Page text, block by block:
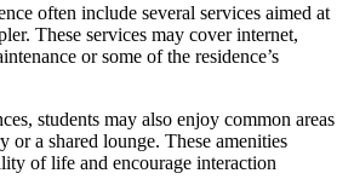
often include several services aimed at
These services may cover internet,
or some of the residence’s
students may also enjoy common areas
or a shared lounge. These amenities
of life and encourage interaction